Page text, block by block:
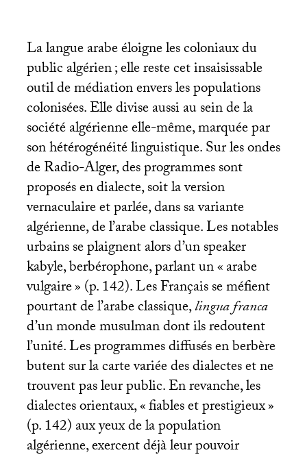
La langue arabe éloigne les coloniaux du
public algérien; elle reste cet insaisissable
outil de médiation envers les populations
colonisées. Elle divise aussi au sein de la
société algérienne elle-même, marquée par
son hétérogénéité linguistique. Sur les ondes
de Radio-Alger, des programmes sont
proposés en dialecte, soit la version
vernaculaire et parlée, dans sa variante
algérienne, de l’arabe classique. Les notables
urbains se plaignent alors d’un speaker
kabyle, berbérophone, parlant un «arabe
vulgaire» (p. 142). Les Français se méfient
pourtant de l’arabe classique,lingua franca
d’un monde musulman dont ils redoutent
l’unité. Les programmes diffusés en berbère
butent sur la carte variée des dialectes et ne
trouvent pas leur public. En revanche, les
dialectes orientaux, «fiables et prestigieux»
(p. 142) aux yeux de la population
algérienne, exercent déjà leur pouvoir